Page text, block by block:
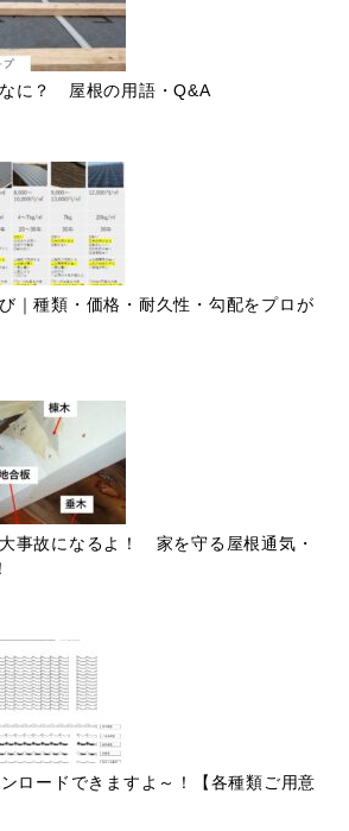
なに？ 屋根の用語・Q&A
｜種類・価格・耐久性・勾配をプロが
事故になるよ！ 家を守る屋根通気・
ロードできますよ～！【各種類ご用意